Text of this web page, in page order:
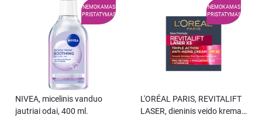
NEMOKAMAS
PRISTATYMAS
NIVEA, micelinis vanduo
jautriai odai, 400 ml.
NEMOKAMAS
PRISTATYMAS
L′ORÉAL PARIS, REVITALIFT
LASER, dieninis veido kremas